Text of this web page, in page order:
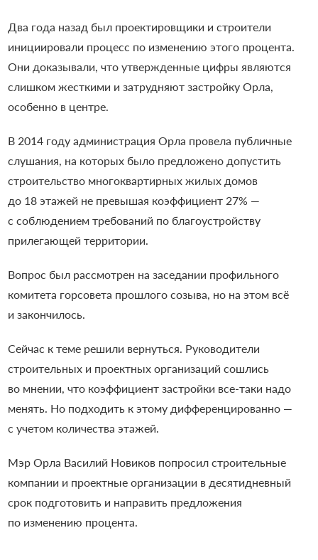
Два года назад был проектировщики и строители
инициировали процесс по изменению этого процента.
Они доказывали, что утвержденные цифры являются
слишком жесткими и затрудняют застройку Орла,
особенно в центре.
В 2014 году администрация Орла провела публичные
слушания, на которых было предложено допустить
строительство многоквартирных жилых домов
до 18 этажей не превышая коэффициент 27% —
с соблюдением требований по благоустройству
прилегающей территории.
Вопрос был рассмотрен на заседании профильного
комитета горсовета прошлого созыва, но на этом всё
и закончилось.
Сейчас к теме решили вернуться. Руководители
строительных и проектных организаций сошлись
во мнении, что коэффициент застройки все-таки надо
менять. Но подходить к этому дифференцированно —
с учетом количества этажей.
Мэр Орла Василий Новиков попросил строительные
компании и проектные организации в десятидневный
срок подготовить и направить предложения
по изменению процента.